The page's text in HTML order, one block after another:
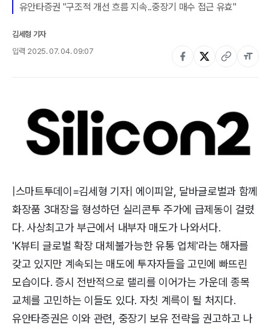
유안타증권 "구조적 개선 흐름 지속..중장기 매수 접근 유효"
김세형 기자
입력 2025. 07. 04. 09:07
|스마트투데이=김세형 기자| 에이피알, 달바글로벌과 함께
화장품 3대장을 형성하던 실리콘투 주가에 급제동이 걸렸
다. 사상최고가 부근에서 내부자 매도가 나와서다.
'K뷰티 글로벌 확장 대체불가능한 유통 업체'라는 해자를
갖고 있지만 계속되는 매도에 투자자들을 고민에 빠뜨린
모습이다. 증시 전반적으로 랠리를 이어가는 가운데 종목
교체를 고민하는 이들도 있다. 자칫 계륵이 될 처지다.
유안타증권은 이와 관련, 중장기 보유 전략을 권고하고 나